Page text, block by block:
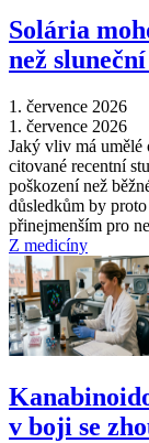
Solária
než
1. července 2026
1. července 2026
Jaký vliv má umělé
citované recentní
poškození než
důsledkům by
přinejmenším pro
Z medicíny
v boji se